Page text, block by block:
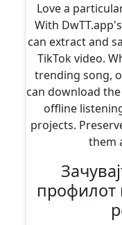
Love a
With
can extract and
TikTok video.
trending song,
can download
offline
projects.
them
профилот